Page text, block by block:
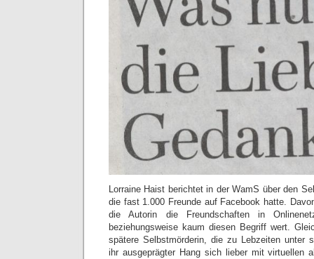
Lorraine Haist berichtet in der WamS über den
die fast 1.000 Freunde auf Facebook hatte.
die Autorin die Freundschaften in
beziehungsweise kaum diesen Begriff wert.
spätere Selbstmörderin, die zu Lebzeiten unter
ihr ausgeprägter Hang sich lieber mit virtuellen